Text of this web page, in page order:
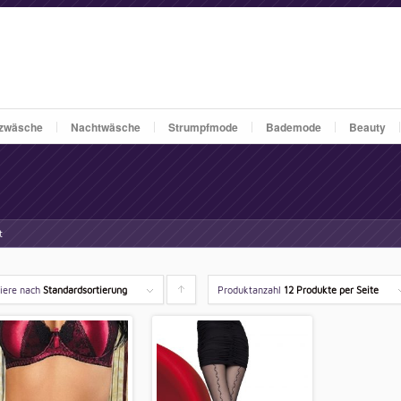
Nachtwäsche Strumpfmode Bademode Beauty
nach Standardsortierung Klicken
Produkte
Produktanzahl 12 Produkte per Seite